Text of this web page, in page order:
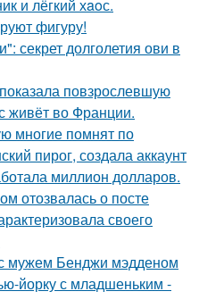
и лёгкий хaoс.
фигуру!
секрет долголетия ови в
повзрослевшую
живёт во Франции.
многие помнят по
пирог, создала аккаунт
миллион долларов.
отозвалась о посте
своего
мужем Бенджи мэдденом
йорку с младшеньким -